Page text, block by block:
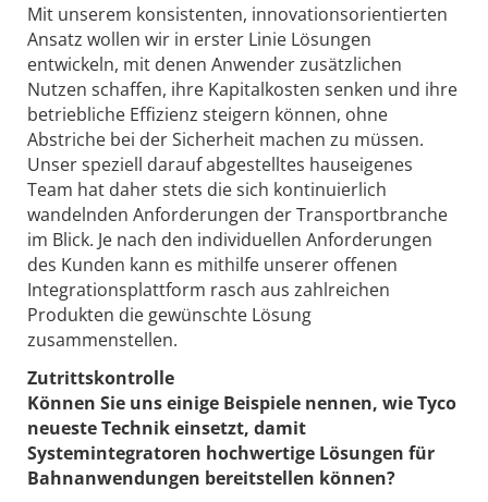
Mit unserem konsistenten, innovationsorientierten
Ansatz wollen wir in erster Linie Lösungen
entwickeln, mit denen Anwender zusätzlichen
Nutzen schaffen, ihre Kapitalkosten senken und ihre
betriebliche Effizienz steigern können, ohne
Abstriche bei der Sicherheit machen zu müssen.
Unser speziell darauf abgestelltes hauseigenes
Team hat daher stets die sich kontinuierlich
wandelnden Anforderungen der Transportbranche
im Blick. Je nach den individuellen Anforderungen
des Kunden kann es mithilfe unserer offenen
Integrationsplattform rasch aus zahlreichen
Produkten die gewünschte Lösung
zusammenstellen.
Zutrittskontrolle
Können Sie uns einige Beispiele nennen, wie Tyco
neueste Technik einsetzt, damit
Systemintegratoren hochwertige Lösungen für
Bahnanwendungen bereitstellen können?